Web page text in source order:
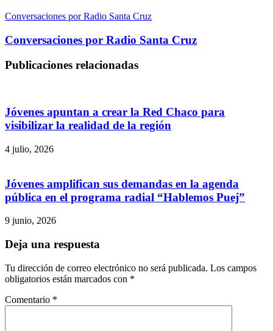
Conversaciones por Radio Santa Cruz
Conversaciones por Radio Santa Cruz
Publicaciones relacionadas
Jóvenes apuntan a crear la Red Chaco para
visibilizar la realidad de la región
4 julio, 2026
Jóvenes amplifican sus demandas en la agenda
pública en el programa radial “Hablemos Puej”
9 junio, 2026
Deja una respuesta
Tu dirección de correo electrónico no será publicada. Los campos
obligatorios están marcados con *
Comentario *